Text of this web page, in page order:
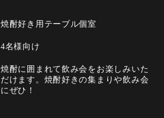
焼酎好き用テーブル個室
4名様向け
焼酎に囲まれて飲み会をお楽しみいた
だけます。焼酎好きの集まりや飲み会
にぜひ！